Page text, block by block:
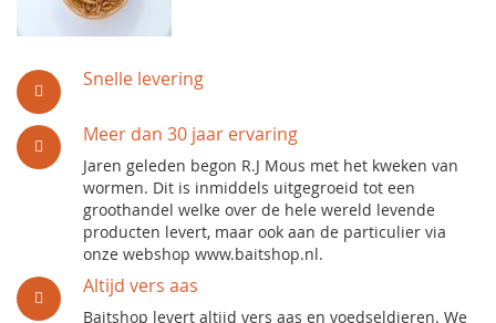
Snelle levering
Meer dan 30 jaar ervaring
Jaren geleden begon R.J Mous met het kweken van
wormen. Dit is inmiddels uitgegroeid tot een
groothandel welke over de hele wereld levende
producten levert, maar ook aan de particulier via
onze webshop www.baitshop.nl.
Altijd vers aas
Baitshop levert altijd vers aas en voedseldieren. We